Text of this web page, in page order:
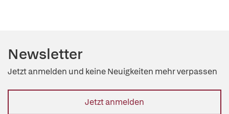
Newsletter
Jetzt anmelden und keine Neuigkeiten mehr verpassen
Jetzt anmelden